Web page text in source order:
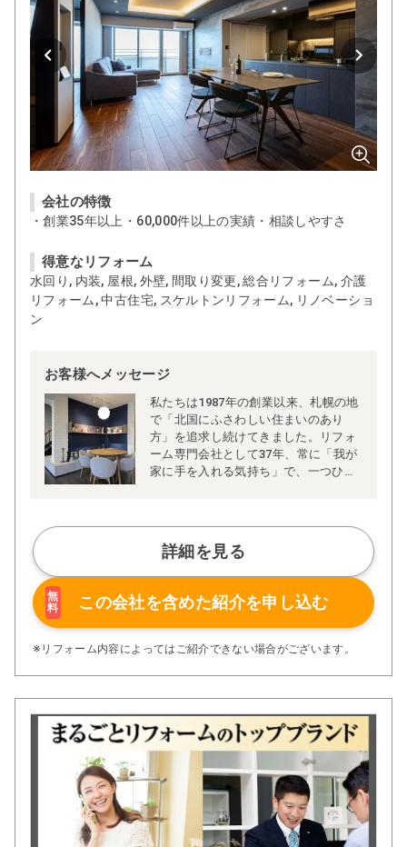
会社の特徴
・創業35年以上・60,000件以上の実績・相談しやすさ
得意なリフォーム
水回り, 内装, 屋根, 外壁, 間取り変更, 総合リフォーム, 介護
リフォーム, 中古住宅, スケルトンリフォーム, リノベーショ
ン
お客様へメッセージ
私たちは1987年の創業以来、札幌の地
で「北国にふさわしい住まいのあり
方」を追求し続けてきました。リフォ
ーム専門会社として37年、常に「我が
家に手を入れる気持ち」で、一つひと
り・外装の4部門を軸に、専門知識を
持つスタッフがチームで対応。小さな
修繕から大規模な増改築まで、これま
でに6万件以上の施工実績を積み重ね
てまいりました。適正な価格と明確な
明細、納得いただけるまでの丁寧なご
説明、そして徹底した現場調査に基づ
す。
また、各種リフォーム補助金や介護保
険、火災保険の申請サポートにも対応
し、安心してご相談いただける体制を
整えています。マッチングサイトでの
受賞歴も、こうした取り組みの結果と
考えています。
私たちの経営理念は「ゆとり・豊かな
社会生活の実現」。ただ直す・新しく
するだけではなく、お客様の想像を超
詳細を見る
無
料
この会社を含めた紹介を申し込む
※リフォーム内容によってはご紹介できない場合がございます。